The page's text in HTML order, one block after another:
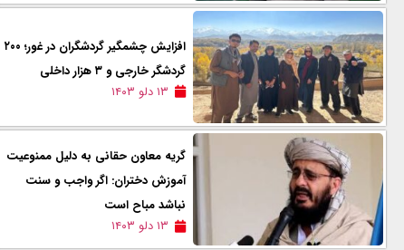
افزایش چشمگیر گردشگران در غور؛ ۲۰۰
گردشگر خارجی و ۳ هزار داخلی
۱۳ دلو ۱۴۰۳
گریه معاون حقانی به دلیل ممنوعیت
آموزش دختران: اگر واجب و سنت
نباشد مباح است
۱۳ دلو ۱۴۰۳